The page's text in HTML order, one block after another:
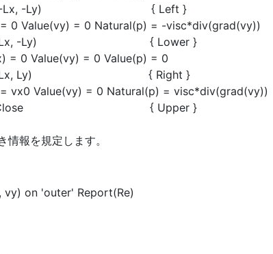
(-Lx, -Ly) { Left }
Value(vy) = 0 Natural(p) = -visc*div(grad(vy))
(Lx, -Ly) { Lower }
0 Value(vy) = 0 Value(p) = 0
(Lx, Ly) { Right }
Value(vy) = 0 Natural(p) = visc*div(grad(vy))
Close { Upper }
情報を規定します。
on 'outer' Report(Re)